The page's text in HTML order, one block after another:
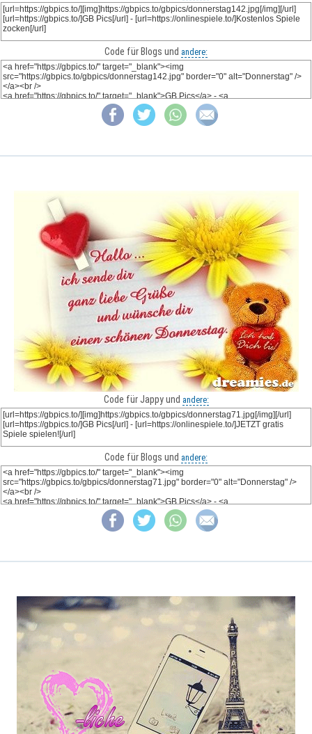
Code für Blogs und andere:
Code für Jappy und andere:
Code für Blogs und andere: